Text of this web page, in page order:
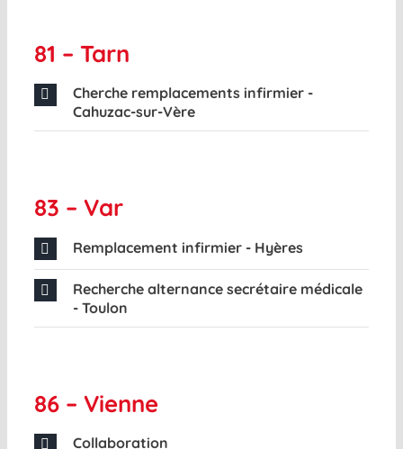
81 – Tarn
Cherche remplacements infirmier -
Cahuzac-sur-Vère
83 – Var
Remplacement infirmier - Hyères
Recherche alternance secrétaire médicale
- Toulon
86 – Vienne
Collaboration